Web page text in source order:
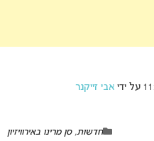
אבי זייקנר
חדשות,סן מרינו באירוויזיון